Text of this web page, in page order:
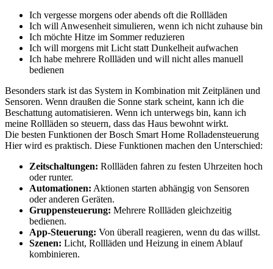
Ich vergesse morgens oder abends oft die Rollläden
Ich will Anwesenheit simulieren, wenn ich nicht zuhause bin
Ich möchte Hitze im Sommer reduzieren
Ich will morgens mit Licht statt Dunkelheit aufwachen
Ich habe mehrere Rollläden und will nicht alles manuell
bedienen
Besonders stark ist das System in Kombination mit Zeitplänen und
Sensoren. Wenn draußen die Sonne stark scheint, kann ich die
Beschattung automatisieren. Wenn ich unterwegs bin, kann ich
meine Rollläden so steuern, dass das Haus bewohnt wirkt.
Die besten Funktionen der Bosch Smart Home Rolladensteuerung
Hier wird es praktisch. Diese Funktionen machen den Unterschied:
Zeitschaltungen: Rollläden fahren zu festen Uhrzeiten hoch
oder runter.
Automationen: Aktionen starten abhängig von Sensoren
oder anderen Geräten.
Gruppensteuerung: Mehrere Rollläden gleichzeitig
bedienen.
App-Steuerung: Von überall reagieren, wenn du das willst.
Szenen: Licht, Rollläden und Heizung in einem Ablauf
kombinieren.